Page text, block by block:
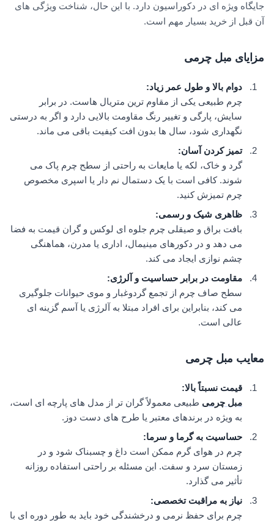
جایگاه ویژه ای در دکوراسیون دارد. با این حال، شناخت ویژگی های
آن قبل از خرید بسیار مهم است.
مزایای مبل چرمی
دوام بالا و طول عمر زیاد:
چرم طبیعی یکی از مقاوم ترین متریال هاست. در برابر
سایش، پارگی و تغییر رنگ مقاومت بالایی دارد و اگر به درستی
نگهداری شود، سال ها بدون افت کیفیت باقی می ماند.
تمیز کردن آسان:
گرد و خاک، لکه یا مایعات به راحتی از سطح چرم پاک می
شوند. کافی است با یک دستمال نم دار یا اسپری مخصوص
چرم تمیزش کنید.
ظاهری شیک و رسمی:
بافت براق و صیقلی چرم جلوه ای لوکس و گران قیمت به فضا
می دهد و در دکورهای مینیمال، اداری یا مدرن، هماهنگی
چشم نوازی ایجاد می کند.
مقاومت در برابر حساسیت و آلرژی:
سطح صاف چرم از تجمع گردوغبار و موی حیوانات جلوگیری
می کند، بنابراین برای افراد مبتلا به آلرژی یا آسم گزینه ای
عالی است.
معایب مبل چرمی
قیمت نسبتاً بالا:
مبل چرمی طبیعی معمولاً گران تر از مدل های پارچه ای است،
به ویژه در برندهای معتبر یا طرح های دست دوز.
حساسیت به گرما و سرما:
چرم در هوای گرم ممکن است داغ و چسبناک شود و در
زمستان سرد و سفت. این مسئله بر راحتی استفاده روزانه
تأثیر می گذارد.
نیاز به مراقبت تخصصی:
چرم برای حفظ نرمی و درخشندگی خود باید به طور دوره ای با